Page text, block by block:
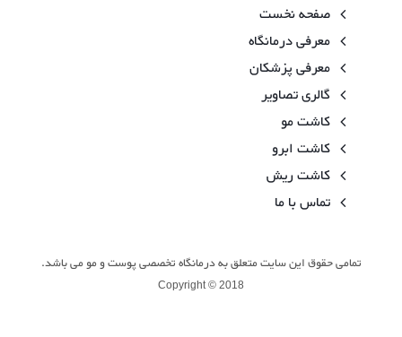
صفحه نخست
معرفی درمانگاه
معرفی پزشکان
گالری تصاویر
کاشت مو
کاشت ابرو
کاشت ریش
تماس با ما
تمامی حقوق این سایت متعلق به درمانگاه تخصصی پوست و مو می باشد.
Copyright © 2018